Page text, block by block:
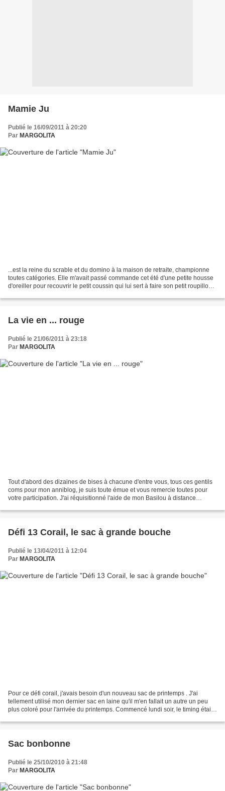
Mamie Ju
Publié le 16/09/2011 à 20:20
Par MARGOLITA
...est la reine du scrable et du domino à la maison de retraite, championne
toutes catégories. Elle m'avait passé commande cet été d'une petite housse
d'oreiller pour recouvrir le petit coussin qui lui sert à faire son petit roupillon
La vie en ... rouge
Publié le 21/06/2011 à 23:18
Par MARGOLITA
Tout d'abord des dizaines de bises à chacune d'entre vous, tous ces gentils
coms pour mon anniblog, je suis toute émue et vous remercie toutes pour
votre participation. J'ai réquisitionné l'aide de mon Basilou à distance
Défi 13 Corail, le sac à grande bouche
Publié le 13/04/2011 à 12:04
Par MARGOLITA
Pour ce défi corail, j'avais besoin d'un nouveau sac de printemps . J'ai
tellement utilisé mon dernier sac en laine qu'il m'en fallait un autre un peu
plus coloré pour l'arrivée du printemps. Commencé lundi soir, le timing était
Sac bonbonne
Publié le 25/10/2010 à 21:48
Par MARGOLITA